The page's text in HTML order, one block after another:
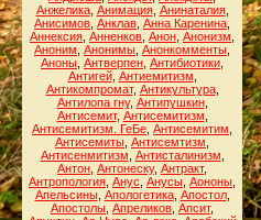
Анжелика, Анимация, Анинаталия,
Анисимов Анклав Анна Каренина
Аннексия Анненков Анон Анонизм
Аноним Анонимы Анонкомменты
Аноны Антверпен Антибиотики
Антигей, Антиемитизм
Антикомпромат, Антикультура,
Антилопа гну, Антипушкин,
Антисемит, Антисемитизм
Антисемитизм. ГеБе Антисемитим
Антисемиты Антисемтизм
Антисенмитизм Антисталинизм
Антон Антонеску, Антракт,
Антропология Анус Анусы Аононы
Апельсины, Апологетика, Апостол,
Апостолы Апреликов Апсит,